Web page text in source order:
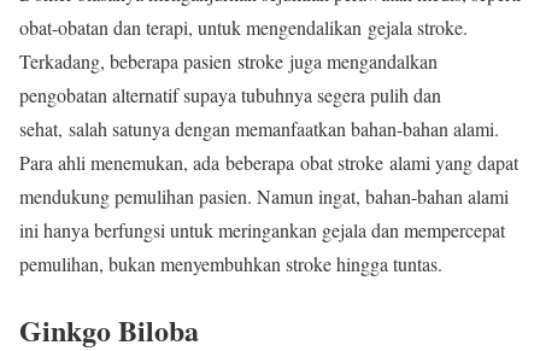
obat-obatan dan terapi, untuk mengendalikan gejala stroke.
Terkadang, beberapa pasien stroke juga mengandalkan
pengobatan alternatif supaya tubuhnya segera pulih dan
sehat, salah satunya dengan memanfaatkan bahan-bahan alami.
Para ahli menemukan, ada beberapa obat stroke alami yang dapat
mendukung pemulihan pasien. Namun ingat, bahan-bahan alami
ini hanya berfungsi untuk meringankan gejala dan mempercepat
pemulihan, bukan menyembuhkan stroke hingga tuntas.
Ginkgo Biloba